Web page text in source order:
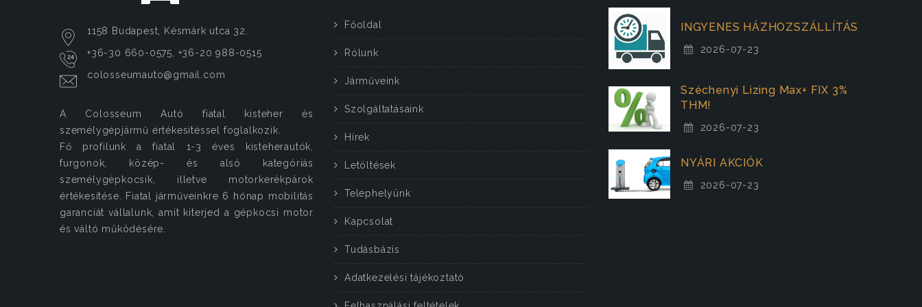
1158 Budapest, Késmárk utca 32.
+36-30 660-0575, +36-20 988-0515
colosseumauto@gmail.com
A Colosseum Autó fiatal kisteher és
személygépjármű értékesítéssel foglalkozik.
Fő profilunk a fiatal 1-3 éves kisteherautók,
furgonok, közép- és alsó kategóriás
személygépkocsik, illetve motorkerékpárok
értékesítése. Fiatal járműveinkre 6 hónap mobilitás
garanciát vállalunk, amit kiterjed a gépkocsi motor
és váltó működésére.
Főoldal
Rólunk
Járműveink
Szolgáltatásaink
Hírek
Letöltések
Telephelyünk
Kapcsolat
Tudásbázis
Adatkezelési tájékoztató
INGYENES HÁZHOZSZÁLLÍTÁS
2026-07-23
Széchenyi Lizing Max+ FIX 3%
THM!
2026-07-23
NYÁRI AKCIÓK
2026-07-23